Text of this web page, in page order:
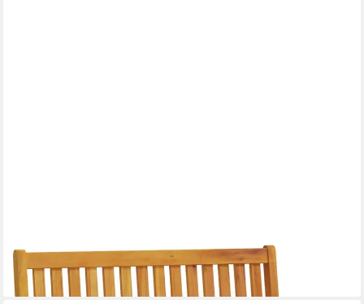
ab 105,99 €
lieferbar - in 4-5 Werktagen bei dir